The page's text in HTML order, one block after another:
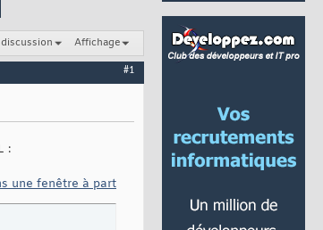
Affichage
#1
:
une fenêtre à part